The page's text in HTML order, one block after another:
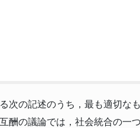
の記述のうち，最も適切なも
酬の議論では，社会統合の一